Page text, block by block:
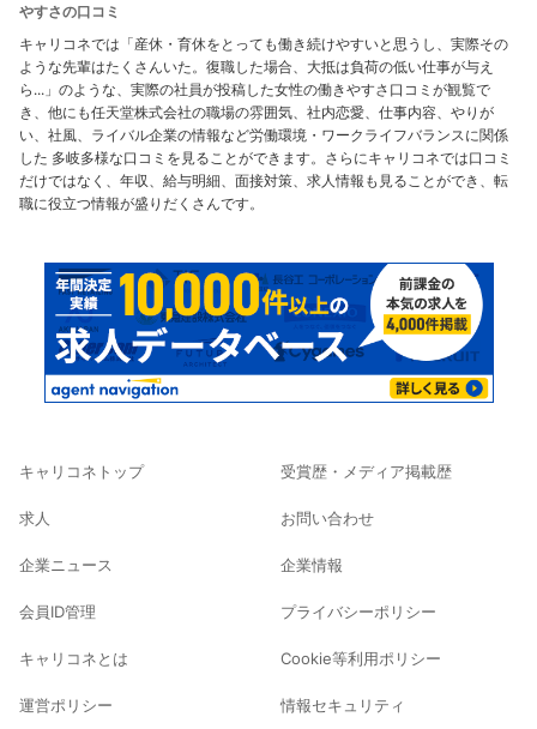
やすさの口コミ
キャリコネでは「産休・育休をとっても働き続けやすいと思うし、実際その
ような先輩はたくさんいた。復職した場合、大抵は負荷の低い仕事が与え
ら...」のような、実際の社員が投稿した女性の働きやすさ口コミが観覧で
き、他にも任天堂株式会社の職場の雰囲気、社内恋愛、仕事内容、やりが
い、社風、ライバル企業の情報など労働環境・ワークライフバランスに関係
した 多岐多様な口コミを見ることができます。さらにキャリコネでは口コミ
だけではなく、年収、給与明細、面接対策、求人情報も見ることができ、転
職に役立つ情報が盛りだくさんです。
キャリコネトップ
求人
企業ニュース
会員ID管理
キャリコネとは
運営ポリシー
受賞歴・メディア掲載歴
お問い合わせ
企業情報
プライバシーポリシー
Cookie等利用ポリシー
情報セキュリティ